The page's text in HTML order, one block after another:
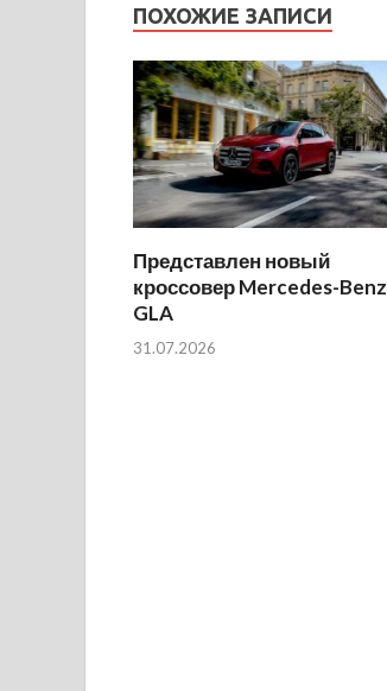
ПОХОЖИЕ ЗАПИСИ
Представлен новый
кроссовер Mercedes-Benz
GLA
31.07.2026